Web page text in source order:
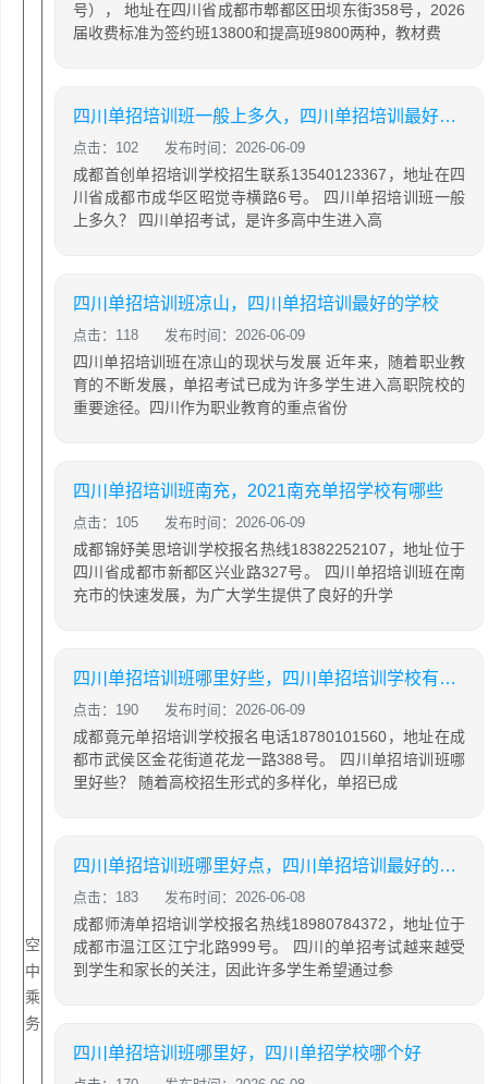
空
中
乘
务
号）， 地址在四川省成都市郫都区田坝东街358号，2026
届收费标准为签约班13800和提高班9800两种，教材费
四川单招培训班一般上多久，四川单招培训最好的学校
点击：102 发布时间：2026-06-09
成都首创单招培训学校招生联系13540123367，地址在四
川省成都市成华区昭觉寺横路6号。 四川单招培训班一般
上多久？ 四川单招考试，是许多高中生进入高
四川单招培训班凉山，四川单招培训最好的学校
点击：118 发布时间：2026-06-09
四川单招培训班在凉山的现状与发展 近年来，随着职业教
育的不断发展，单招考试已成为许多学生进入高职院校的
重要途径。四川作为职业教育的重点省份
四川单招培训班南充，2021南充单招学校有哪些
点击：105 发布时间：2026-06-09
成都锦妤美思培训学校报名热线18382252107，地址位于
四川省成都市新都区兴业路327号。 四川单招培训班在南
充市的快速发展，为广大学生提供了良好的升学
四川单招培训班哪里好些，四川单招培训学校有哪些
点击：190 发布时间：2026-06-09
成都竟元单招培训学校报名电话18780101560，地址在成
都市武侯区金花街道花龙一路388号。 四川单招培训班哪
里好些？ 随着高校招生形式的多样化，单招已成
四川单招培训班哪里好点，四川单招培训最好的学校
点击：183 发布时间：2026-06-08
成都师涛单招培训学校报名热线18980784372，地址位于
成都市温江区江宁北路999号。 四川的单招考试越来越受
到学生和家长的关注，因此许多学生希望通过参
四川单招培训班哪里好，四川单招学校哪个好